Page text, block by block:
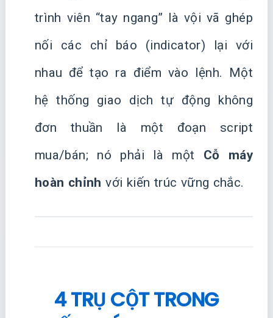
trình viên “tay ngang” là vội vã ghép
nối các chỉ báo (indicator) lại với
nhau để tạo ra điểm vào lệnh. Một
hệ thống giao dịch tự động không
đơn thuần là một đoạn script
mua/bán; nó phải là một Cỗ máy
hoàn chỉnh với kiến trúc vững chắc.
4 TRỤ CỘT TRONG